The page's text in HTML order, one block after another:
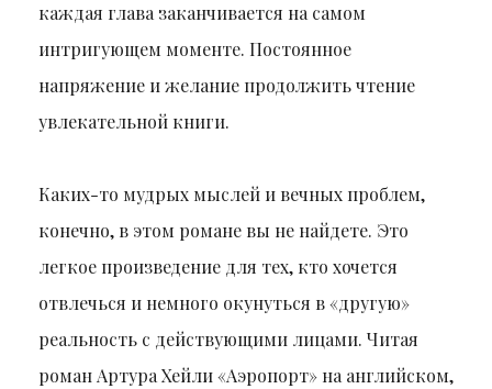
каждая глава заканчивается на самом
интригующем моменте. Постоянное
напряжение и желание продолжить чтение
увлекательной книги.
Каких-то мудрых мыслей и вечных проблем,
конечно, в этом романе вы не найдете. Это
легкое произведение для тех, кто хочется
отвлечься и немного окунуться в «другую»
реальность с действующими лицами. Читая
роман Артура Хейли «Аэропорт» на английском,